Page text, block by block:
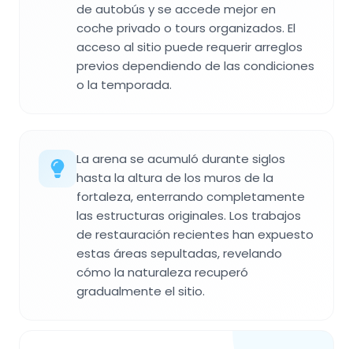
de autobús y se accede mejor en
coche privado o tours organizados. El
acceso al sitio puede requerir arreglos
previos dependiendo de las condiciones
o la temporada.
La arena se acumuló durante siglos
hasta la altura de los muros de la
fortaleza, enterrando completamente
las estructuras originales. Los trabajos
de restauración recientes han expuesto
estas áreas sepultadas, revelando
cómo la naturaleza recuperó
gradualmente el sitio.